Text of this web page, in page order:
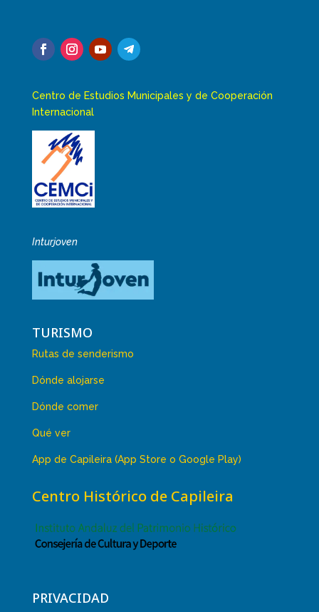
Centro de Estudios Municipales y de Cooperación
Internacional
Inturjoven
TURISMO
Rutas de senderismo
Dónde alojarse
Dónde comer
Qué ver
App de Capileira (App Store o Google Play)
Centro Histórico de Capileira
PRIVACIDAD